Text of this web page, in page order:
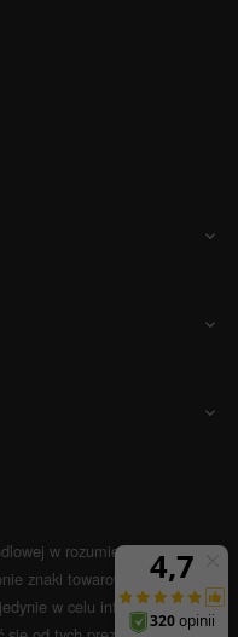



w rozumieniu Art.66 par.1
znaki towarowe i nazwy firm
w celu informacyjnym.